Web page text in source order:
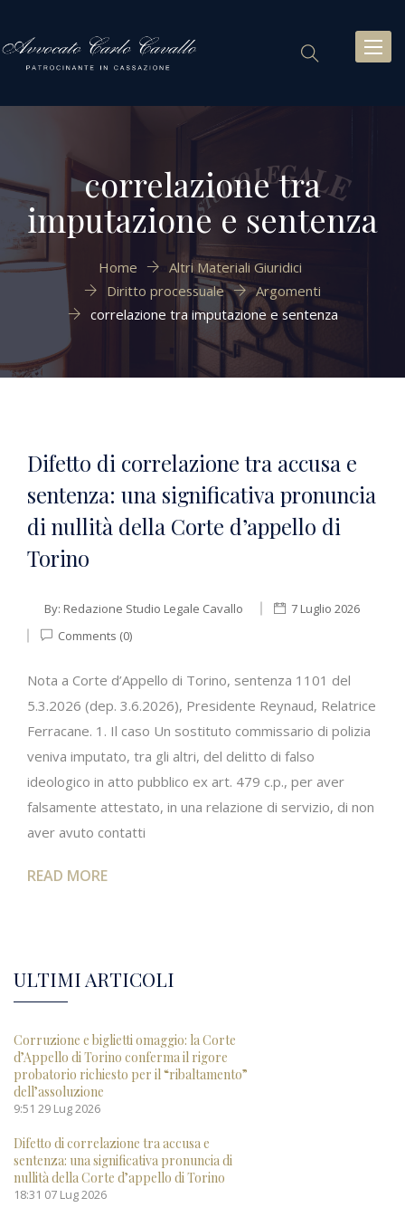
correlazione tra
imputazione e sentenza
Home
Altri Materiali Giuridici
Diritto processuale
Argomenti
correlazione tra imputazione e sentenza
Difetto di correlazione tra accusa e
sentenza: una significativa pronuncia
di nullità della Corte d’appello di
Torino
By: Redazione Studio Legale Cavallo
7 Luglio 2026
Comments (0)
Nota a Corte d’Appello di Torino, sentenza 1101 del
5.3.2026 (dep. 3.6.2026), Presidente Reynaud, Relatrice
Ferracane. 1. Il caso Un sostituto commissario di polizia
veniva imputato, tra gli altri, del delitto di falso
ideologico in atto pubblico ex art. 479 c.p., per aver
falsamente attestato, in una relazione di servizio, di non
aver avuto contatti
READ MORE
ULTIMI ARTICOLI
Corruzione e biglietti omaggio: la Corte
d’Appello di Torino conferma il rigore
probatorio richiesto per il “ribaltamento”
dell’assoluzione
9:51 29 Lug 2026
Difetto di correlazione tra accusa e
sentenza: una significativa pronuncia di
nullità della Corte d’appello di Torino
18:31 07 Lug 2026